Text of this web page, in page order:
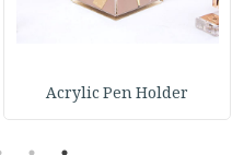
Acrylic Pen Holder